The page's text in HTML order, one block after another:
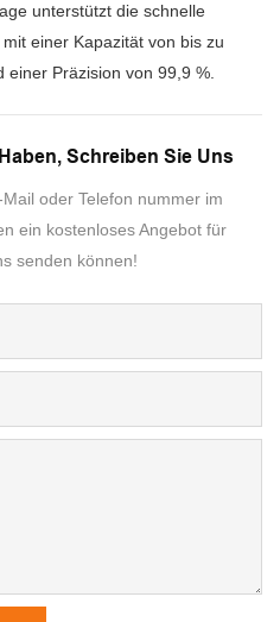
unterstützt die schnelle
einer Kapazität von bis zu
Präzision von 99,9 %.
Schreiben Sie Uns
oder Telefon nummer im
ein kostenloses Angebot für
senden können!